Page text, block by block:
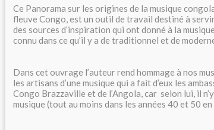
Ce Panorama sur les origines de la musique
fleuve Congo, est un outil de travail destiné à
des sources d’inspiration qui ont donné à la
connu dans ce qu’il y a de traditionnel et de
Dans cet ouvrage l’auteur rend hommage à nos
les artisans d’une musique qui a fait d’eux les
Congo Brazzaville et de l’Angola, car selon lui, il
musique (tout au moins dans les années 40 et 50